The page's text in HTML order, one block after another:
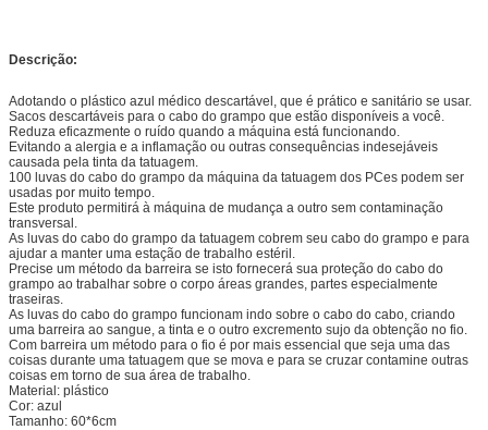
Descrição:
Adotando o plástico azul médico descartável, que é prático e sanitário se usar.
Sacos descartáveis para o cabo do grampo que estão disponíveis a você.
Reduza eficazmente o ruído quando a máquina está funcionando.
Evitando a alergia e a inflamação ou outras consequências indesejáveis
causada pela tinta da tatuagem.
100 luvas do cabo do grampo da máquina da tatuagem dos PCes podem ser
usadas por muito tempo.
Este produto permitirá à máquina de mudança a outro sem contaminação
transversal.
As luvas do cabo do grampo da tatuagem cobrem seu cabo do grampo e para
ajudar a manter uma estação de trabalho estéril.
Precise um método da barreira se isto fornecerá sua proteção do cabo do
grampo ao trabalhar sobre o corpo áreas grandes, partes especialmente
traseiras.
As luvas do cabo do grampo funcionam indo sobre o cabo do cabo, criando
uma barreira ao sangue, a tinta e o outro excremento sujo da obtenção no fio.
Com barreira um método para o fio é por mais essencial que seja uma das
coisas durante uma tatuagem que se mova e para se cruzar contamine outras
coisas em torno de sua área de trabalho.
Material: plástico
Cor: azul
Tamanho: 60*6cm